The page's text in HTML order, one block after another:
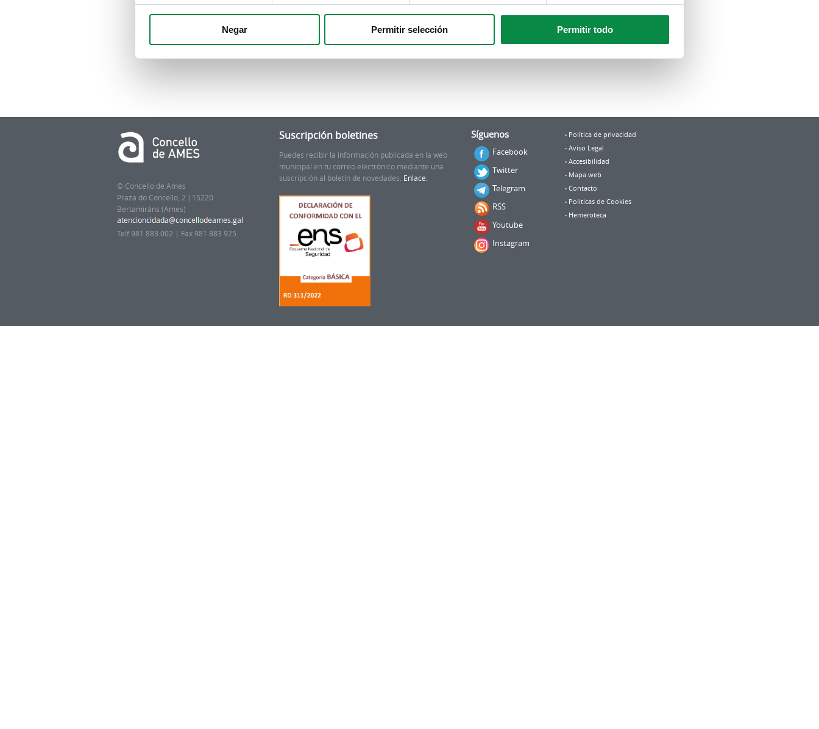
Negar Permitir selección Permitir todo
© Concello de Ames
Praza do Concello, 2 |15220
Bertamiráns (Ames)
Telf 981 883 002 | Fax 981 883 925
Suscripción boletines
Puedes recibir la información publicada en la web
municipal en tu correo electrónico mediante una
suscripción al boletín de novedades. Enlace.
Síguenos
Facebook
Twitter
Telegram
RSS
Youtube
Instagram
Política de privacidad
Aviso Legal
Accesibilidad
Mapa web
Contacto
Politicas de Cookies
Hemeroteca